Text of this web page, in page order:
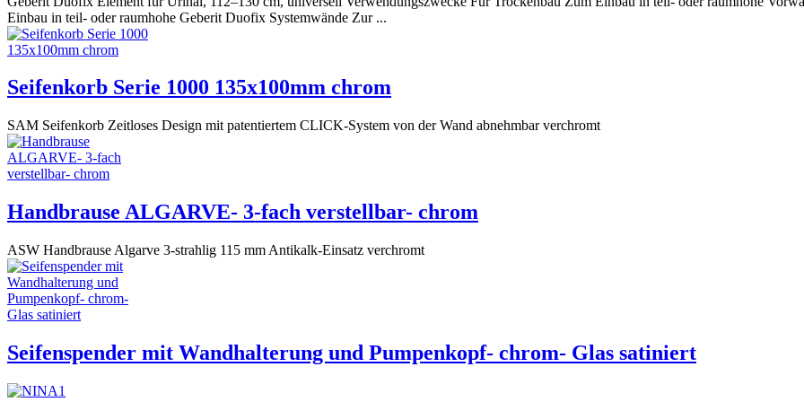
Einbau in teil- oder raumhohe Geberit Duofix Systemwände Zur ...
Seifenkorb Serie 1000 135x100mm chrom
SAM Seifenkorb Zeitloses Design mit patentiertem CLICK-System von der Wand abnehmbar verchromt
Handbrause ALGARVE- 3-fach verstellbar- chrom
ASW Handbrause Algarve 3-strahlig 115 mm Antikalk-Einsatz verchromt
Seifenspender mit Wandhalterung und Pumpenkopf- chrom- Glas satiniert